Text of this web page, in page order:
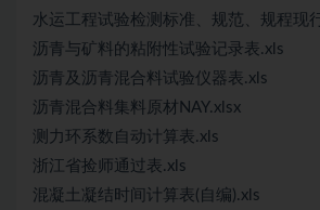
水运工程试验检测标准、规范、规程现
沥青与矿料的粘附性试验记录表.xls
沥青及沥青混合料试验仪器表.xls
沥青混合料集料原材NAY.xlsx
测力环系数自动计算表.xls
浙江省捡师通过表.xls
混凝土凝结时间计算表(自编).xls